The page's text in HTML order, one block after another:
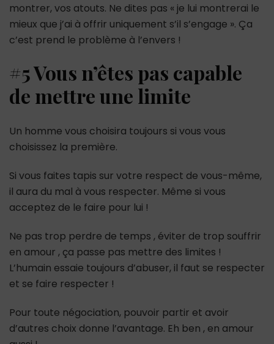
montrer, vos atouts. Ne dites pas « je lui montrerai le
mieux que j’ai à offrir uniquement s’il s’engage ». Ça
c’est prend le problème à l’envers !
#5 Vous n’êtes pas capable
de mettre une limite
Un homme vous choisira toujours si vous vous
choisissez la première.
Si vous faites tapis sur votre respect de vous-même,
il aura du mal à vous respecter. Même si vous
acceptez de le faire pour lui !
Ne pas trop perdre de temps , éviter de trop souffrir
en amour , ça passe pas mettre des limites !
L’humain essaie toujours d’abuser, il faut se respecter
et se faire respecter !
Pour toute négociation, pouvoir partir et avoir
d’autres choix donne l’avantage. Eh ben , en amour